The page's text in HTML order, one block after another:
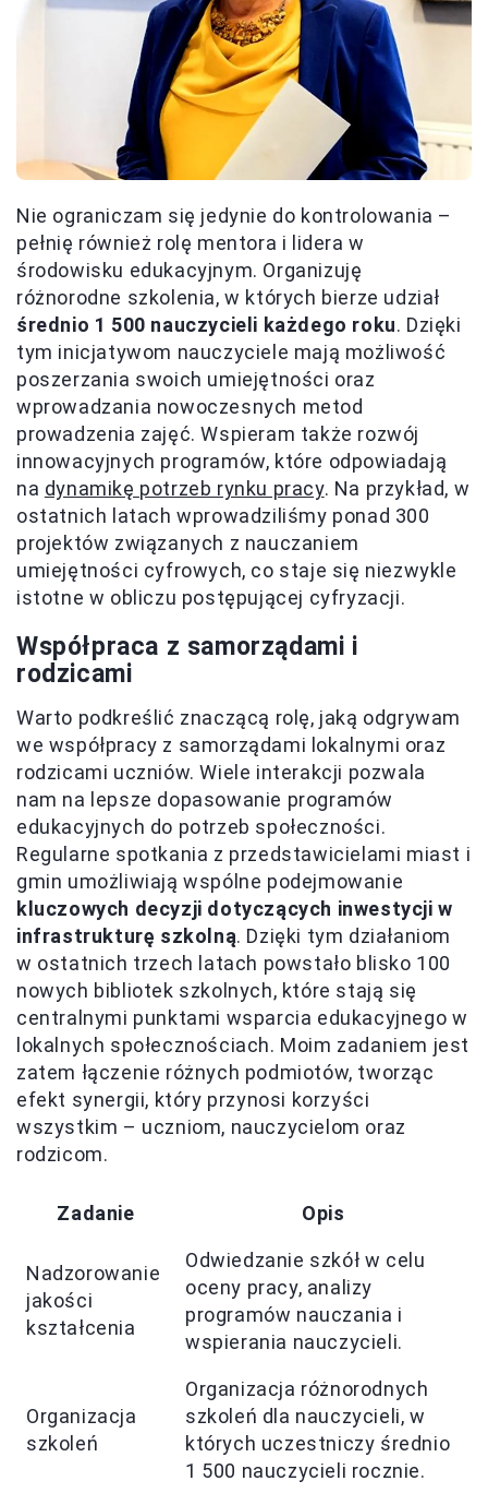
Nie ograniczam się jedynie do kontrolowania –
pełnię również rolę mentora i lidera w
środowisku edukacyjnym. Organizuję
różnorodne szkolenia, w których bierze udział
średnio 1 500 nauczycieli każdego roku. Dzięki
tym inicjatywom nauczyciele mają możliwość
poszerzania swoich umiejętności oraz
wprowadzania nowoczesnych metod
prowadzenia zajęć. Wspieram także rozwój
innowacyjnych programów, które odpowiadają
na dynamikę potrzeb rynku pracy. Na przykład, w
ostatnich latach wprowadziliśmy ponad 300
projektów związanych z nauczaniem
umiejętności cyfrowych, co staje się niezwykle
istotne w obliczu postępującej cyfryzacji.
Współpraca z samorządami i
rodzicami
Warto podkreślić znaczącą rolę, jaką odgrywam
we współpracy z samorządami lokalnymi oraz
rodzicami uczniów. Wiele interakcji pozwala
nam na lepsze dopasowanie programów
edukacyjnych do potrzeb społeczności.
Regularne spotkania z przedstawicielami miast i
gmin umożliwiają wspólne podejmowanie
kluczowych decyzji dotyczących inwestycji w
infrastrukturę szkolną. Dzięki tym działaniom
w ostatnich trzech latach powstało blisko 100
nowych bibliotek szkolnych, które stają się
centralnymi punktami wsparcia edukacyjnego w
lokalnych społecznościach. Moim zadaniem jest
zatem łączenie różnych podmiotów, tworząc
efekt synergii, który przynosi korzyści
wszystkim – uczniom, nauczycielom oraz
rodzicom.
Zadanie Opis
Nadzorowanie
jakości
kształcenia
Odwiedzanie szkół w celu
oceny pracy, analizy
programów nauczania i
wspierania nauczycieli.
Organizacja
szkoleń
Organizacja różnorodnych
szkoleń dla nauczycieli, w
których uczestniczy średnio
1 500 nauczycieli rocznie.